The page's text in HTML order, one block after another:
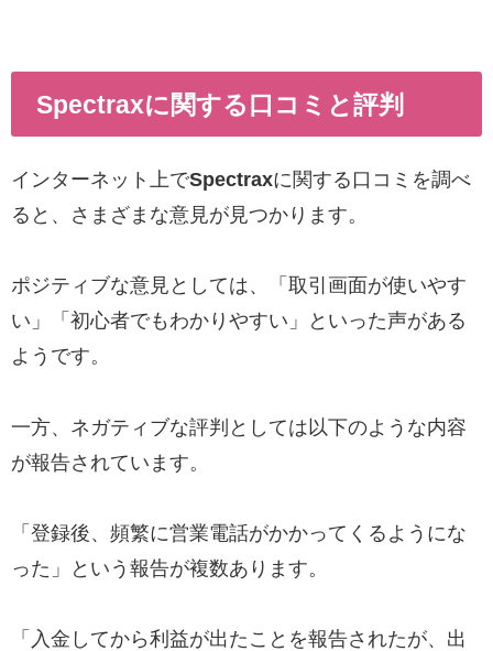
Spectraxに関する口コミと評判
インターネット上でSpectraxに関する口コミを調べ
ると、さまざまな意見が見つかります。
ポジティブな意見としては、「取引画面が使いやす
い」「初心者でもわかりやすい」といった声がある
ようです。
一方、ネガティブな評判としては以下のような内容
が報告されています。
「登録後、頻繁に営業電話がかかってくるようにな
った」という報告が複数あります。
「入金してから利益が出たことを報告されたが、出